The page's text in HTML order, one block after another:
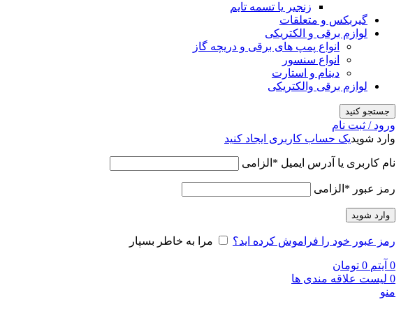
زنجیر یا تسمه تایم
گیربکس و متعلقات
لوازم برقی و الکتریکی
انواع پمپ های برقی و دریچه گاز
انواع سنسور
دینام و استارت
لوازم برقی والکتریکی
جستجو کنید
ورود / ثبت نام
وارد شویدیک حساب کاربری ایجاد کنید
نام کاربری یا آدرس ایمیل * الزامی
رمز عبور * الزامی
وارد شوید
رمز عبور خود را فراموش کرده اید؟ مرا به خاطر بسپار
0 آیتم 0 تومان
0 لیست علاقه مندی ها
منو